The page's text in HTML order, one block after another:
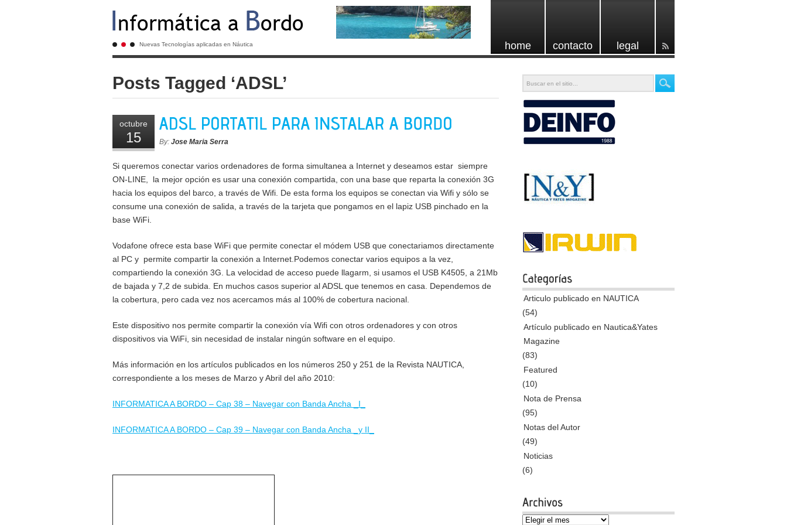
Nuevas Tecnologías aplicadas en Náutica home contacto legal
Posts Tagged ‘ADSL’
octubre
15 By: Jose Maria Serra
Si queremos conectar varios ordenadores de forma simultanea a Internet y deseamos estar siempre
ON-LINE, la mejor opción es usar una conexión compartida, con una base que reparta la conexión 3G
hacia los equipos del barco, a través de Wifi. De esta forma los equipos se conectan via Wifi y sólo se
consume una conexión de salida, a través de la tarjeta que pongamos en el lapiz USB pinchado en la
base WiFi.
Vodafone ofrece esta base WiFi que permite conectar el módem USB que conectariamos directamente
al PC y permite compartir la conexión a Internet.Podemos conectar varios equipos a la vez,
compartiendo la conexión 3G. La velocidad de acceso puede llagarm, si usamos el USB K4505, a 21Mb
de bajada y 7,2 de subida. En muchos casos superior al ADSL que tenemos en casa. Dependemos de
la cobertura, pero cada vez nos acercamos más al 100% de cobertura nacional.
Este dispositivo nos permite compartir la conexión vía Wifi con otros ordenadores y con otros
dispositivos via WiFi, sin necesidad de instalar ningún software en el equipo.
Más información en los artículos publicados en los números 250 y 251 de la Revista NAUTICA,
correspondiente a los meses de Marzo y Abril del año 2010:
INFORMATICA A BORDO – Cap 38 – Navegar con Banda Ancha _I_
INFORMATICA A BORDO – Cap 39 – Navegar con Banda Ancha _y II_
Articulo publicado en NAUTICA
(54)
Artículo publicado en Nautica&Yates
Magazine
(83)
Featured
(10)
Nota de Prensa
(95)
Notas del Autor
(49)
Noticias
(6)
Archivos